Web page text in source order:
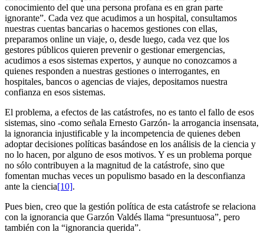
conocimiento del que una persona profana es en gran parte
ignorante”. Cada vez que acudimos a un hospital, consultamos
nuestras cuentas bancarias o hacemos gestiones con ellas,
preparamos online un viaje, o, desde luego, cada vez que los
gestores públicos quieren prevenir o gestionar emergencias,
acudimos a esos sistemas expertos, y aunque no conozcamos a
quienes responden a nuestras gestiones o interrogantes, en
hospitales, bancos o agencias de viajes, depositamos nuestra
confianza en esos sistemas.
El problema, a efectos de las catástrofes, no es tanto el fallo de esos
sistemas, sino -como señala Ernesto Garzón- la arrogancia insensata,
la ignorancia injustificable y la incompetencia de quienes deben
adoptar decisiones políticas basándose en los análisis de la ciencia y
no lo hacen, por alguno de esos motivos. Y es un problema porque
no sólo contribuyen a la magnitud de la catástrofe, sino que
fomentan muchas veces un populismo basado en la desconfianza
ante la ciencia[10].
Pues bien, creo que la gestión política de esta catástrofe se relaciona
con la ignorancia que Garzón Valdés llama “presuntuosa”, pero
también con la “ignorancia querida”.